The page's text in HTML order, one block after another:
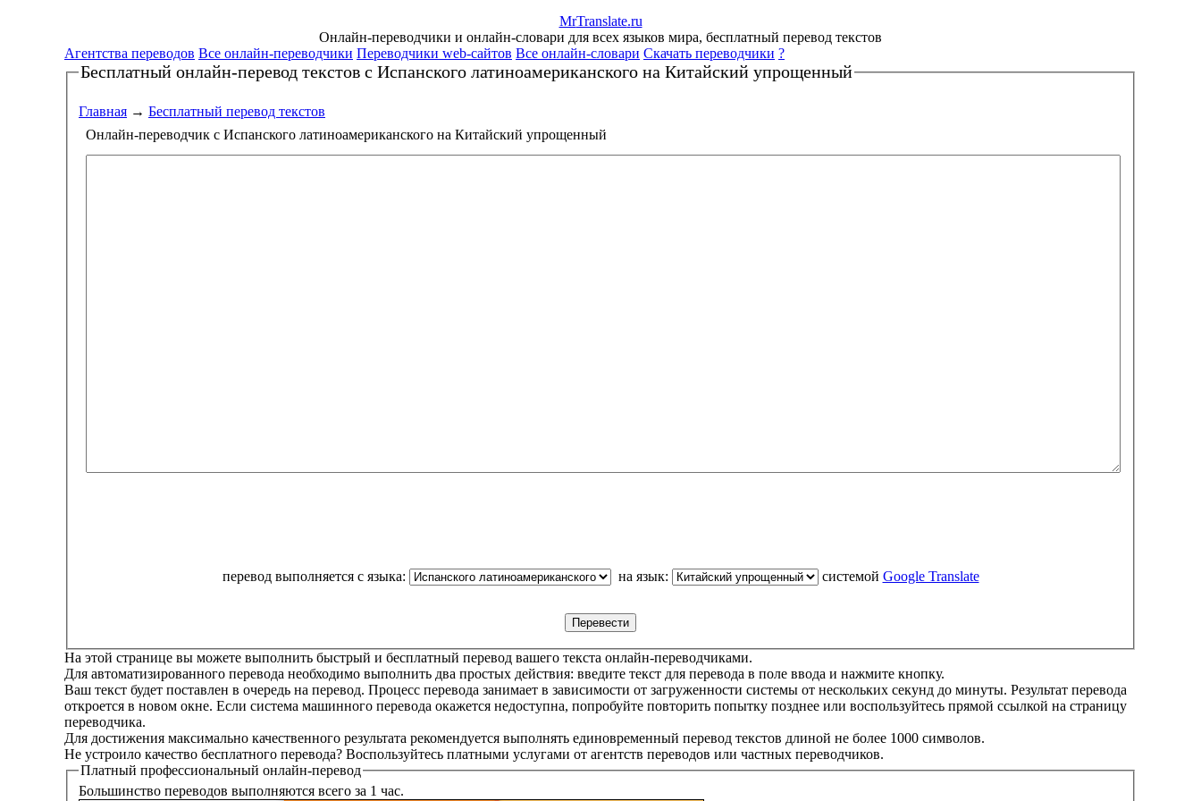
MrTranslate.ru
Онлайн-переводчики и онлайн-словари для всех языков мира, бесплатный перевод текстов
Агентства переводов Все онлайн-переводчики Переводчики web-сайтов Все онлайн-словари Скачать переводчики ?
Бесплатный онлайн-перевод текстов с Испанского латиноамериканского на Китайский упрощенный
Главная → Бесплатный перевод текстов
Онлайн-переводчик с Испанского латиноамериканского на Китайский упрощенный
перевод выполняется с языка: на язык: системой Google Translate
На этой странице вы можете выполнить быстрый и бесплатный перевод вашего текста онлайн-переводчиками.
Для автоматизированного перевода необходимо выполнить два простых действия: введите текст для перевода в поле ввода и нажмите кнопку.
Ваш текст будет поставлен в очередь на перевод. Процесс перевода занимает в зависимости от загруженности системы от нескольких секунд до минуты. Результат перевода
откроется в новом окне. Если система машинного перевода окажется недоступна, попробуйте повторить попытку позднее или воспользуйтесь прямой ссылкой на страницу
переводчика.
Для достижения максимально качественного результата рекомендуется выполнять единовременный перевод текстов длиной не более 1000 символов.
Не устроило качество бесплатного перевода? Воспользуйтесь платными услугами от агентств переводов или частных переводчиков.
Платный профессиональный онлайн-перевод
Большинство переводов выполняются всего за 1 час.